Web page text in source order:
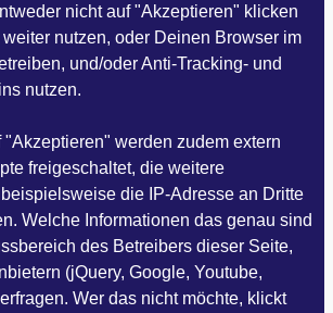
nicht auf "Akzeptieren" klicken
nutzen, oder Deinen Browser im
und/oder Anti-Tracking- und
nutzen.
"Akzeptieren" werden zudem extern
freigeschaltet, die weitere
die IP-Adresse an Dritte
Welche Informationen das genau sind
des Betreibers dieser Seite,
(jQuery, Google, Youtube,
Wer das nicht möchte, klickt